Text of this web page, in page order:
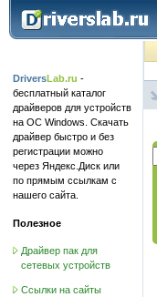
DriversLab.ru -
бесплатный каталог
драйверов для устройств
на ОС Windows. Скачать
драйвер быстро и без
регистрации можно
через Яндекс.Диск или
по прямым ссылкам с
нашего сайта.
Полезное
Драйвер пак для
сетевых устройств
Ссылки на сайты